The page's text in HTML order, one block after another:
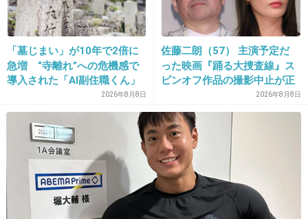
32. 匿名 2013/07/14(日) 17:05:54
親はどうしてるんだ
-3
2013/07/14(日) 17:14:18
男を巡っての争いかな？
そんなにたいした男なんていないのにね♪
ここのオバサンたちと結婚したりする自殺願望旺盛ともとれる男性が多い国な
のに。
「墓じまい」が10年で2倍に
急増 “寺離れ”への危機感で
導入された「AI副住職くん」
法要予約からお説教まで24時
間対応 2万5000基が眠る
「お墓のお墓」にも変化が
2026年8月8日
佐藤二朗（57） 主演予定だ
った映画『踊る大捜査線』ス
ピンオフ作品の撮影中止が正
2026年8月8日